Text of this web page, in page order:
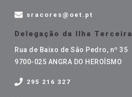
sracores@oet.pt
Delegação da Ilha Terceira
Rua de Baixo de São Pedro, nº 35
9700-025 ANGRA DO HEROÍSMO
295 216 327